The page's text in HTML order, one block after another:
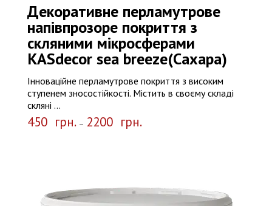
Декоративне перламутрове
напівпрозоре покриття з
скляними мікросферами
КASdecor sea breeze(Сахара)
Інноваційне перламутрове покриття з високим
ступенем зносостійкості. Містить в своєму складі
скляні ...
450 грн.– 2200 грн.